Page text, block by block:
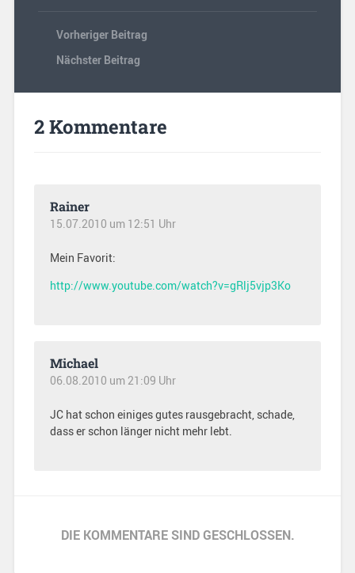
Vorheriger Beitrag
Nächster Beitrag
2 Kommentare
Rainer
15.07.2010 um 12:51 Uhr
Mein Favorit:
http://www.youtube.com/watch?v=gRlj5vjp3Ko
Michael
06.08.2010 um 21:09 Uhr
JC hat schon einiges gutes rausgebracht, schade,
dass er schon länger nicht mehr lebt.
DIE KOMMENTARE SIND GESCHLOSSEN.